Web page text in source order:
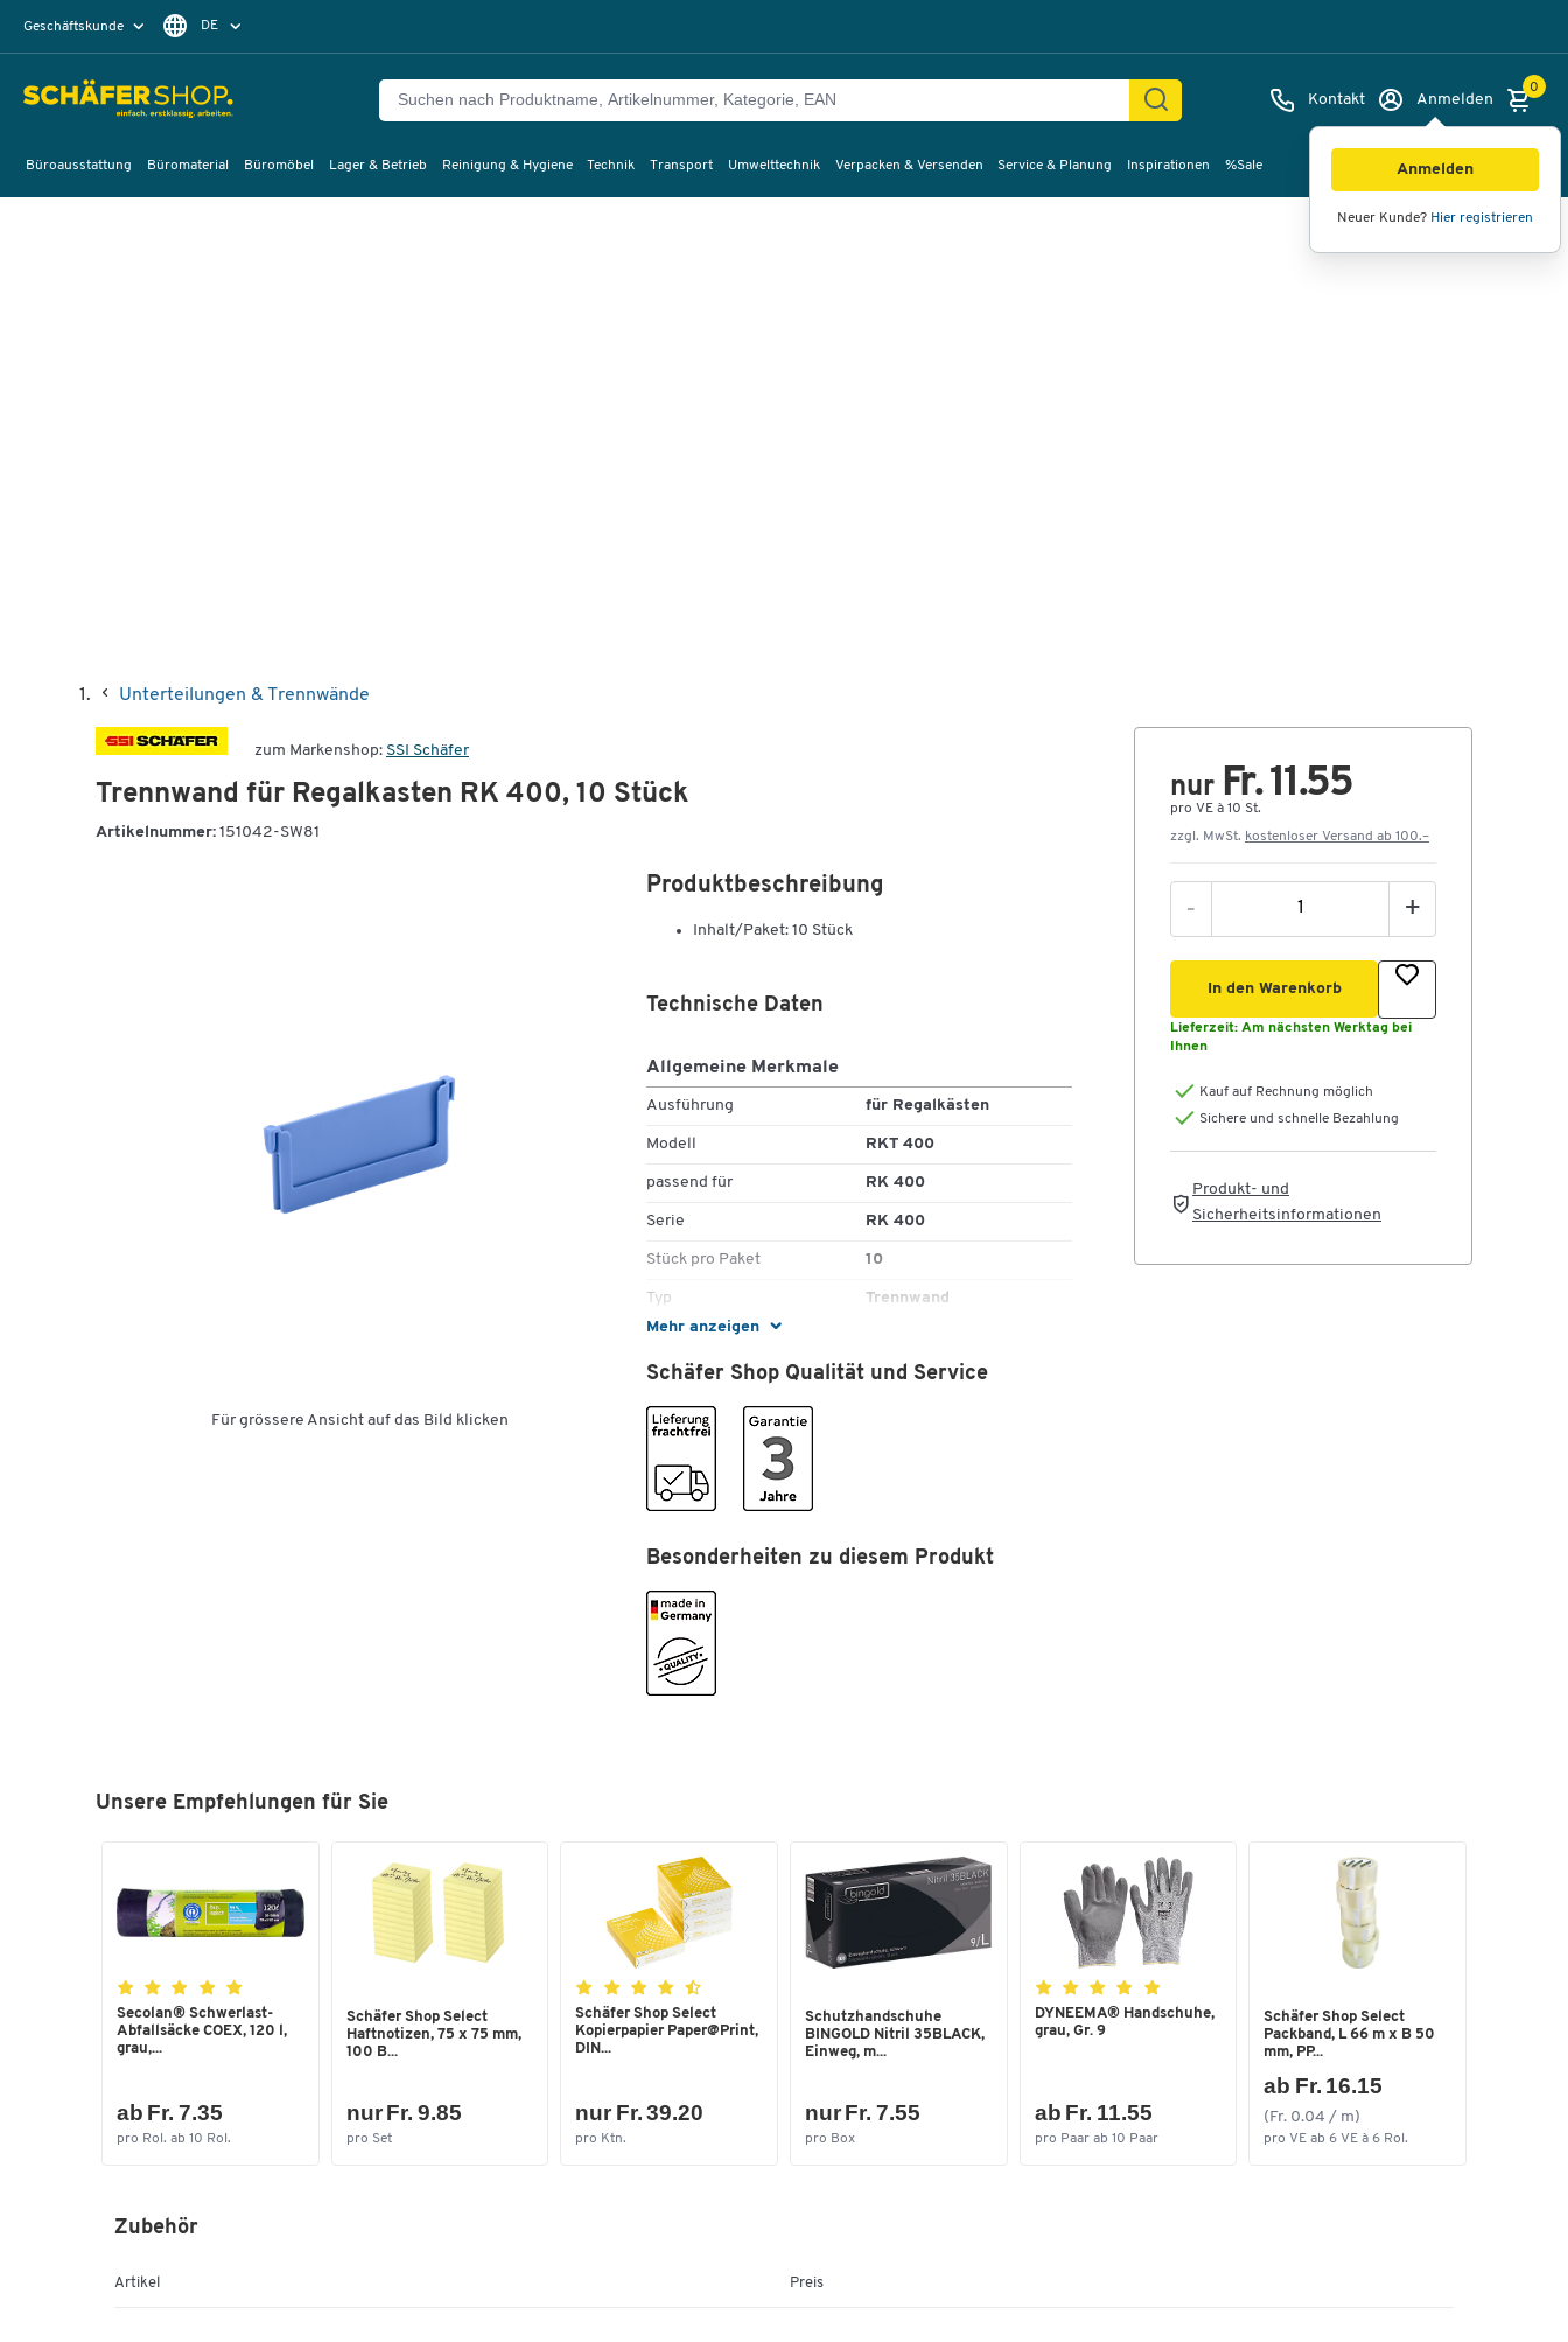
Geschäftskunde DE
EN Kontakt Anmelden
Anmelden
Neuer Kunde? Hier registrieren
0
Büroausstattung Büromaterial Büromöbel Lager & Betrieb Reinigung & Hygiene Technik Transport Umwelttechnik Verpacken & Versenden Service & Planung Inspirationen %Sale
Unterteilungen & Trennwände
zum Markenshop: SSI Schäfer
Trennwand für Regalkasten RK 400, 10 Stück
Artikelnummer: 151042-SW81
Für grössere Ansicht auf das Bild klicken
Produktbeschreibung
Inhalt/Paket: 10 Stück
Mehr anzeigen
Technische Daten
Allgemeine Merkmale
Ausführung für Regalkästen
Modell RKT 400
passend für RK 400
Serie RK 400
Stück pro Paket 10
Typ Trennwand
Schäfer Shop Qualität und Service
Besonderheiten zu diesem Produkt
nur Fr. 11.55
pro VE à 10 St.
zzgl. MwSt. kostenloser Versand ab 100.–
- +
In den Warenkorb
Lieferzeit: Am nächsten Werktag bei
Ihnen
Kauf auf Rechnung möglich
Sichere und schnelle Bezahlung
Produkt- und
Sicherheitsinformationen
Unsere Empfehlungen für Sie
Secolan® Schwerlast-
Abfallsäcke COEX, 120 l,
grau,...
ab Fr. 7.35
pro Rol. ab 10 Rol.
Schäfer Shop Select
Haftnotizen, 75 x 75 mm,
100 B...
nur Fr. 9.85
pro Set
Schäfer Shop Select
Kopierpapier Paper@Print,
DIN...
nur Fr. 39.20
pro Ktn.
Schutzhandschuhe
BINGOLD Nitril 35BLACK,
Einweg, m...
nur Fr. 7.55
pro Box
DYNEEMA® Handschuhe,
grau, Gr. 9
ab Fr. 11.55
pro Paar ab 10 Paar
Schäfer Shop Select
Packband, L 66 m x B 50
mm, PP...
ab Fr. 16.15
(Fr. 0.04 / m)
pro VE ab 6 VE à 6 Rol.
Zubehör
Artikel Preis
Bilder Videos 360°-Ansicht